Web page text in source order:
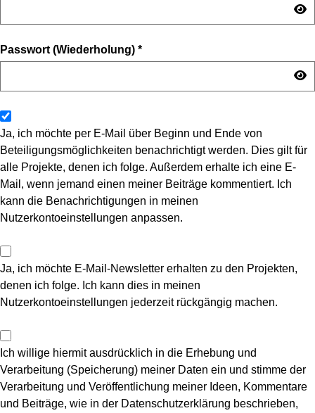
Passwort (Wiederholung) *
Ja, ich möchte per E-Mail über Beginn und Ende von
Beteiligungsmöglichkeiten benachrichtigt werden. Dies gilt für
alle Projekte, denen ich folge. Außerdem erhalte ich eine E-
Mail, wenn jemand einen meiner Beiträge kommentiert. Ich
kann die Benachrichtigungen in meinen
Nutzerkontoeinstellungen anpassen.
Ja, ich möchte E-Mail-Newsletter erhalten zu den Projekten,
denen ich folge. Ich kann dies in meinen
Nutzerkontoeinstellungen jederzeit rückgängig machen.
Ich willige hiermit ausdrücklich in die Erhebung und
Verarbeitung (Speicherung) meiner Daten ein und stimme der
Verarbeitung und Veröffentlichung meiner Ideen, Kommentare
und Beiträge, wie in der Datenschutzerklärung beschrieben,